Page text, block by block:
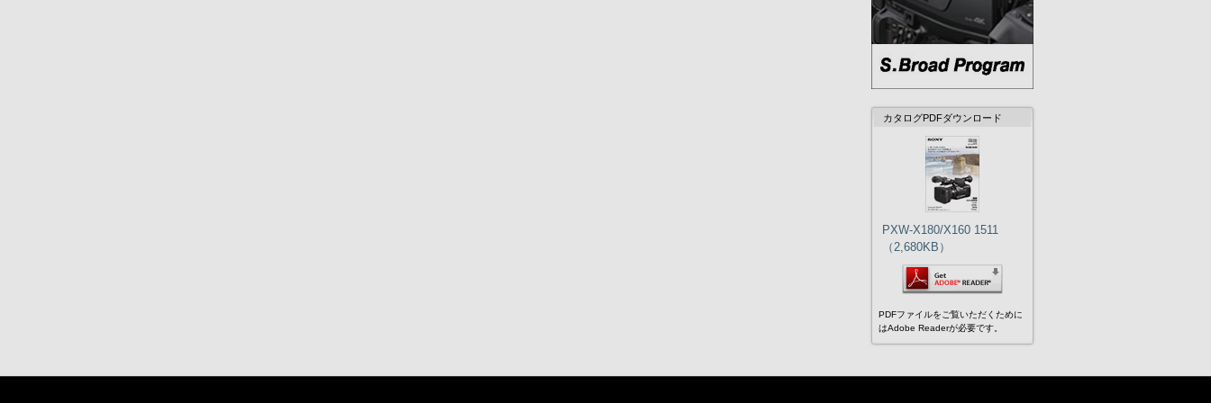
カタログPDFダウンロード
PXW-X180/X160 1511
（2,680KB）
PDFファイルをご覧いただくために
はAdobe Readerが必要です。